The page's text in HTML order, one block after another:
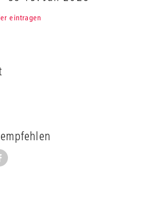
eintragen
per E-Mail weiterempfehlen
Seite auf Facebook